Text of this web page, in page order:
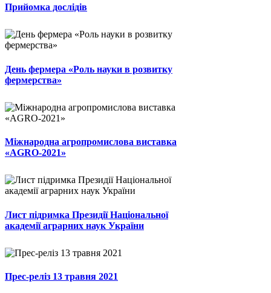
Прийомка дослідів
День фермера «Роль науки в розвитку
фермерства»
Міжнародна агропромислова виставка
«AGRO-2021»
Лист підримка Президії Національної
академії аграрних наук України
Прес-реліз 13 травня 2021